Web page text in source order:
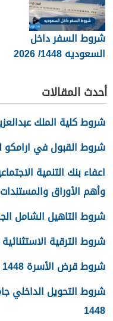
شروط السفر داخل
السعوديه 1448/ 2026
أحدث المقالات
شروط كلية الملك عبدالعزيز
شروط القبول في ارامكو
وأهم الأوراق والمستندات
شروط التاهيل الشامل
شروط الترقية الاستثنائية
شروط قرض الأسرة 1448
شروط التحويل الداخلي
1448